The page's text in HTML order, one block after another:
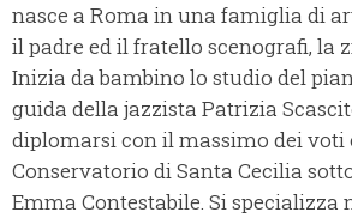
nasce a Roma in una famiglia di
il padre ed il fratello scenografi, la
Inizia da bambino lo studio del
guida della jazzista Patrizia
diplomarsi con il massimo dei voti
Conservatorio di Santa Cecilia
Emma Contestabile. Si specializza